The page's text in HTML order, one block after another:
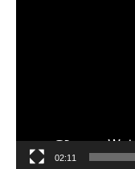
02:11